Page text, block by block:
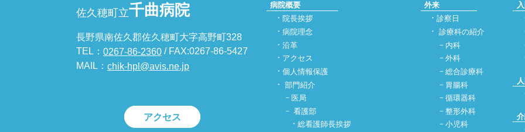
佐久穂町立千曲病院
長野県南佐久郡佐久穂町大字高野町328
TEL：0267-86-2360 / FAX:0267-86-5427
MAIL：chik-hpl@avis.ne.jp
アクセス
病院概要
院長挨拶
病院理念
沿革
アクセス
個人情報保護
部門紹介
医局
看護部
総看護師長挨拶
外来
診察日
診療科の紹介
内科
外科
総合診療科
胃腸科
循環器科
整形外科
小児科